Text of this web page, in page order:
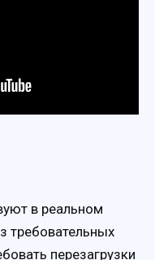
в реальном
требовательных
перезагрузки